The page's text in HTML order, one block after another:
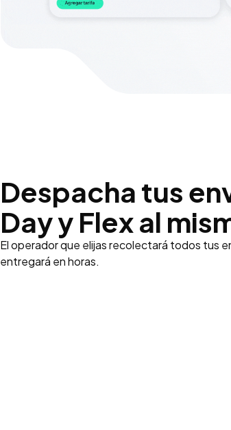
Despacha tus
Day y Flex al
El operador que elijas recolectará todos tus
entregará en horas.